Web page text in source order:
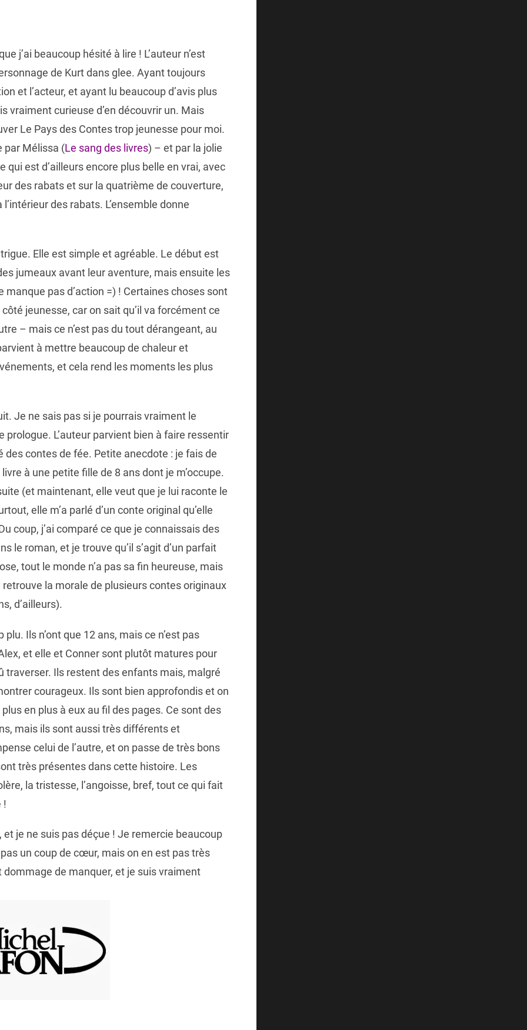
j’ai beaucoup hésité à lire ! L’auteur n’est
de Kurt dans glee. Ayant toujours
et l’acteur, et ayant lu beaucoup d’avis plus
vraiment curieuse d’en découvrir un. Mais
Le Pays des Contes trop jeunesse pour moi.
par Mélissa (Le sang des livres) – et par la jolie
qui est d’ailleurs encore plus belle en vrai, avec
des rabats et sur la quatrième de couverture,
des rabats. L’ensemble donne
Elle est simple et agréable. Le début est
jumeaux avant leur aventure, mais ensuite les
pas d’action =) ! Certaines choses sont
jeunesse, car on sait qu’il va forcément ce
– mais ce n’est pas du tout dérangeant, au
à mettre beaucoup de chaleur et
et cela rend les moments les plus
Je ne sais pas si je pourrais vraiment le
L’auteur parvient bien à faire ressentir
contes de fée. Petite anecdote : je fais de
à une petite fille de 8 ans dont je m’occupe.
(et maintenant, elle veut que je lui raconte le
elle m’a parlé d’un conte original qu’elle
coup, j’ai comparé ce que je connaissais des
le roman, et je trouve qu’il s’agit d’un parfait
tout le monde n’a pas sa fin heureuse, mais
la morale de plusieurs contes originaux
d’ailleurs).
Ils n’ont que 12 ans, mais ce n’est pas
et elle et Conner sont plutôt matures pour
traverser. Ils restent des enfants mais, malgré
courageux. Ils sont bien approfondis et on
en plus à eux au fil des pages. Ce sont des
mais ils sont aussi très différents et
celui de l’autre, et on passe de très bons
très présentes dans cette histoire. Les
la tristesse, l’angoisse, bref, tout ce qui fait
!
je ne suis pas déçue ! Je remercie beaucoup
un coup de cœur, mais on en est pas très
dommage de manquer, et je suis vraiment